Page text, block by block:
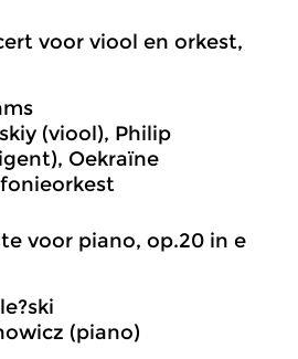
voor viool en orkest,
(viool), Philip
Oekraïne
voor piano, op.20 in e
(piano)